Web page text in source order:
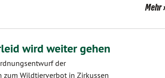
Mehr
wird weiter gehen
der
Wildtierverbot in Zirkussen